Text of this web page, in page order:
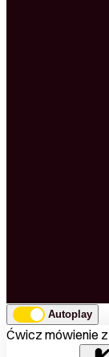
Autoplay
Ćwicz mówienie